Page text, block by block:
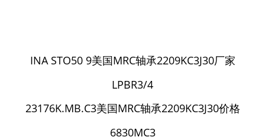
INA STO50 9美国MRC轴承2209KC3J30厂家
LPBR3/4
23176K.MB.C3美国MRC轴承2209KC3J30价格
6830MC3